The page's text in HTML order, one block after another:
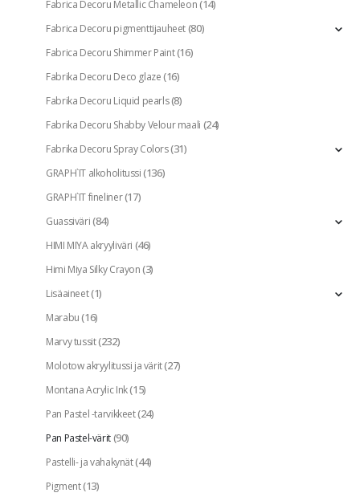
Fabrica Decoru Metallic Chameleon(14)
Fabrica Decoru pigmenttijauheet(80)
Fabrica Decoru Shimmer Paint(16)
Fabrika Decoru Deco glaze(16)
Fabrika Decoru Liquid pearls(8)
Fabrika Decoru Shabby Velour maali (24)
Fabrika Decoru Spray Colors(31)
GRAPH`IT alkoholitussi(136)
GRAPH`IT fineliner(17)
Guassiväri(84)
HIMI MIYA akryyliväri (46)
Himi Miya Silky Crayon(3)
Lisäaineet(1)
Marabu (16)
Marvy tussit(232)
Molotow akryylitussi ja värit(27)
Montana Acrylic Ink(15)
Pan Pastel -tarvikkeet(24)
Pan Pastel-värit(90)
Pastelli- ja vahakynät(44)
Pigment(13)